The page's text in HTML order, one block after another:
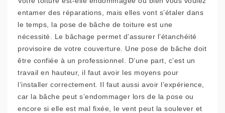
entamer des réparations, mais elles vont s’étaler dans
le temps, la pose de bâche de toiture est une
nécessité. Le bâchage permet d’assurer l’étanchéité
provisoire de votre couverture. Une pose de bâche doit
être confiée à un professionnel. D’une part, c’est un
travail en hauteur, il faut avoir les moyens pour
l’installer correctement. Il faut aussi avoir l’expérience,
car la bâche peut s’endommager lors de la pose ou
encore si elle est mal fixée, le vent peut la soulever et